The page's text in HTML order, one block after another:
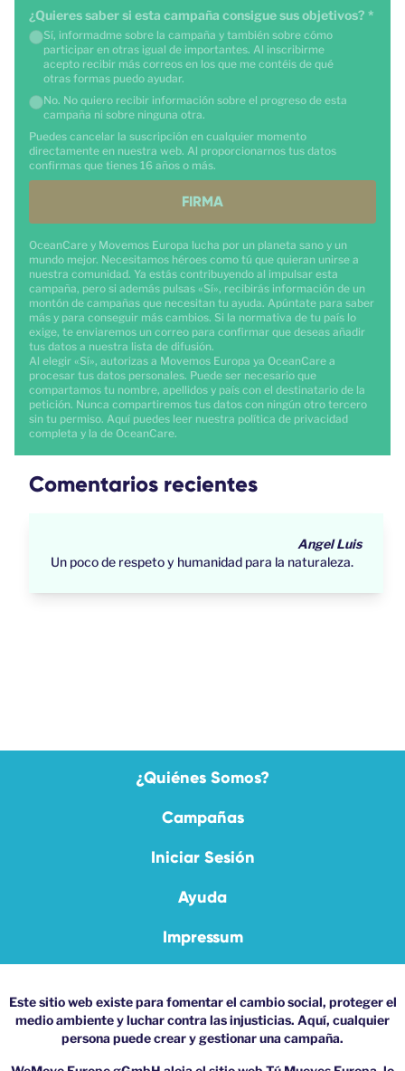
¿Quieres saber si esta campaña consigue sus objetivos? *
Sí, informadme sobre la campaña y también sobre cómo
participar en otras igual de importantes. Al inscribirme
acepto recibir más correos en los que me contéis de qué
otras formas puedo ayudar.
No. No quiero recibir información sobre el progreso de esta
campaña ni sobre ninguna otra.
Puedes cancelar la suscripción en cualquier momento
directamente en nuestra web. Al proporcionarnos tus datos
confirmas que tienes 16 años o más.
FIRMA
OceanCare y Movemos Europa lucha por un planeta sano y un
mundo mejor. Necesitamos héroes como tú que quieran unirse a
nuestra comunidad. Ya estás contribuyendo al impulsar esta
campaña, pero si además pulsas «Sí», recibirás información de un
montón de campañas que necesitan tu ayuda. Apúntate para saber
más y para conseguir más cambios. Si la normativa de tu país lo
exige, te enviaremos un correo para confirmar que deseas añadir
tus datos a nuestra lista de difusión.
Al elegir «Sí», autorizas a Movemos Europa ya OceanCare a
procesar tus datos personales. Puede ser necesario que
compartamos tu nombre, apellidos y país con el destinatario de la
petición. Nunca compartiremos tus datos con ningún otro tercero
sin tu permiso. Aquí puedes leer nuestra política de privacidad
completa y la de OceanCare.
Comentarios recientes
Angel Luis
Un poco de respeto y humanidad para la naturaleza.
¿Quiénes Somos?
Campañas
Iniciar Sesión
Ayuda
Impressum
Este sitio web existe para fomentar el cambio social, proteger el
medio ambiente y luchar contra las injusticias. Aquí, cualquier
persona puede crear y gestionar una campaña.